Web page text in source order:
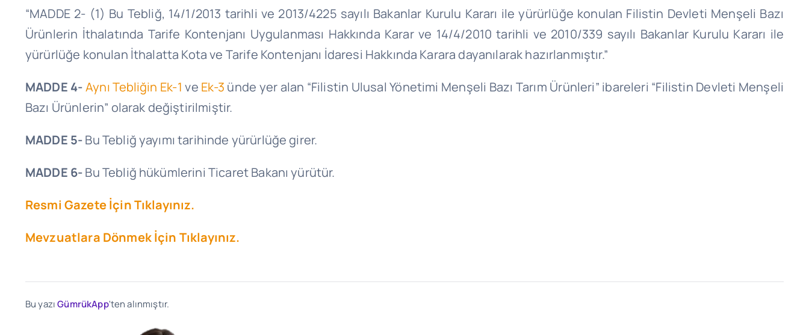
“MADDE 2- (1) Bu Tebliğ, 14/1/2013 tarihli ve 2013/4225 sayılı Bakanlar Kurulu Kararı ile yürürlüğe konulan Filistin Devleti Menşeli Bazı
Ürünlerin İthalatında Tarife Kontenjanı Uygulanması Hakkında Karar ve 14/4/2010 tarihli ve 2010/339 sayılı Bakanlar Kurulu Kararı ile
yürürlüğe konulan İthalatta Kota ve Tarife Kontenjanı İdaresi Hakkında Karara dayanılarak hazırlanmıştır.”
MADDE 4-Aynı Tebliğin Ek-1 ve Ek-3 ünde yer alan “Filistin Ulusal Yönetimi Menşeli Bazı Tarım Ürünleri” ibareleri “Filistin Devleti Menşeli
Bazı Ürünlerin” olarak değiştirilmiştir.
MADDE 5-Bu Tebliğ yayımı tarihinde yürürlüğe girer.
MADDE 6-Bu Tebliğ hükümlerini Ticaret Bakanı yürütür.
Resmi Gazete İçin Tıklayınız.
Mevzuatlara Dönmek İçin Tıklayınız.
Bu yazıGümrükApp'ten alınmıştır.